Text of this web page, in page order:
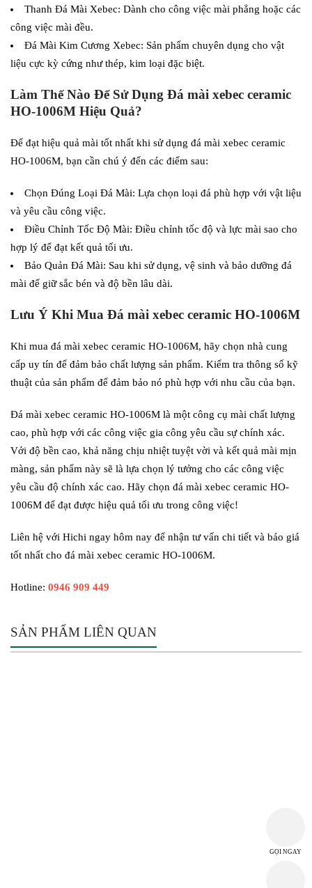
Thanh Đá Mài Xebec: Dành cho công việc mài phẳng hoặc các
công việc mài đều.
Đá Mài Kim Cương Xebec: Sản phẩm chuyên dụng cho vật
liệu cực kỳ cứng như thép, kim loại đặc biệt.
Làm Thế Nào Để Sử Dụng Đá mài xebec ceramic
HO-1006M Hiệu Quả?
Để đạt hiệu quả mài tốt nhất khi sử dụng đá mài xebec ceramic
HO-1006M, bạn cần chú ý đến các điểm sau:
Chọn Đúng Loại Đá Mài: Lựa chọn loại đá phù hợp với vật liệu
và yêu cầu công việc.
Điều Chỉnh Tốc Độ Mài: Điều chỉnh tốc độ và lực mài sao cho
hợp lý để đạt kết quả tối ưu.
Bảo Quản Đá Mài: Sau khi sử dụng, vệ sinh và bảo dưỡng đá
mài để giữ sắc bén và độ bền lâu dài.
Lưu Ý Khi Mua Đá mài xebec ceramic HO-1006M
Khi mua đá mài xebec ceramic HO-1006M, hãy chọn nhà cung
cấp uy tín để đảm bảo chất lượng sản phẩm. Kiểm tra thông số kỹ
thuật của sản phẩm để đảm bảo nó phù hợp với nhu cầu của bạn.
Đá mài xebec ceramic HO-1006M là một công cụ mài chất lượng
cao, phù hợp với các công việc gia công yêu cầu sự chính xác.
Với độ bền cao, khả năng chịu nhiệt tuyệt vời và kết quả mài mịn
màng, sản phẩm này sẽ là lựa chọn lý tưởng cho các công việc
yêu cầu độ chính xác cao. Hãy chọn đá mài xebec ceramic HO-
1006M để đạt được hiệu quả tối ưu trong công việc!
Liên hệ với Hichi ngay hôm nay để nhận tư vấn chi tiết và báo giá
tốt nhất cho đá mài xebec ceramic HO-1006M.
Hotline: 0946 909 449
SẢN PHẨM LIÊN QUAN
GỌI NGAY